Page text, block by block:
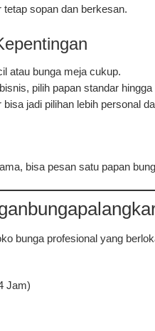
sopan dan berkesan.
atau bunga meja cukup.
pilih papan standar
jadi pilihan lebih personal
bisa pesan satu papan
bunga profesional yang
Jam)